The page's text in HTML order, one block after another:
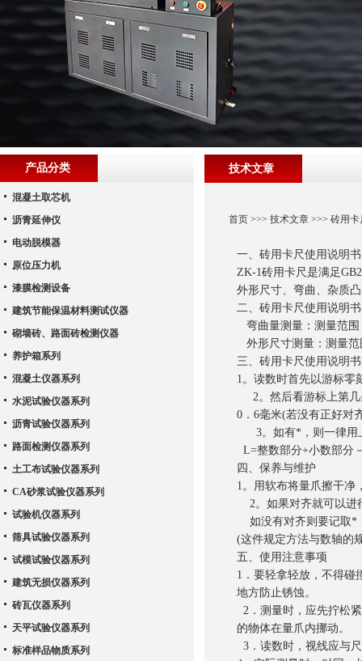
技术文章
首页>>> 技术文章>>> 砖用卡
一、砖用卡尺使用说明
ZK-1砖用卡尺是满足
外形尺寸、弯曲、杂质
二、砖用卡尺使用说明
弯曲量测量：测量范围
外形尺寸测量：测量范
三、砖用卡尺使用说明
1。读数时首先以游标零
2。然后看游标上第几
0．6毫米(若没有正好对
3。如有*，则一律用
L=整数部分+小数部分
四、保养与维护
1。用软布将量爪擦干净
2。如果对齐就可以进
如没有对齐则要记取*
(这件规定方法与数轴的
五、使用注意事项
1．要轻拿轻放，不得碰
地方防止锈蚀。
2．测量时，应先拧松
的物体在量爪内挪动。
3．读数时，视线应与
产品分类
混凝土取芯机
沥青延伸仪
电动脱模器
原位压力机
漆膜检测设备
建筑节能保温材料测试仪器
砌墙砖、路面砖检测仪器
养护箱系列
混凝土仪器系列
水泥试验仪器系列
沥青试验仪器系列
路面检测仪器系列
土工布试验仪器系列
CA砂浆试验仪器系列
试验机仪器系列
筛具试验仪器系列
试模试验仪器系列
建筑无损仪器系列
砖瓦仪器系列
天平试验仪器系列
标准样品物质系列